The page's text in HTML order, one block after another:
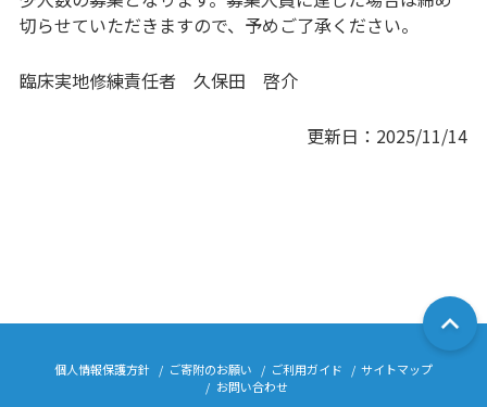
切らせていただきますので、予めご了承ください。
臨床実地修練責任者 久保田 啓介
更新日：2025/11/14
個人情報保護方針 ご寄附のお願い ご利用ガイド
サイトマップ
お問い合わせ